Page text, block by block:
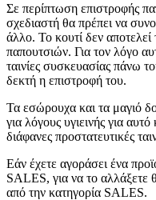
Σε περίπτωση επιστροφής
σχεδιαστή θα πρέπει να
άλλο. Το κουτί δεν
παπουτσιών. Για τον λόγο
ταινίες συσκευασίας πάνω
δεκτή η επιστροφή του.
Τα εσώρουχα και τα μαγιό
για λόγους υγιεινής για
διάφανες προστατευτικές
Εάν έχετε αγοράσει ένα
SALES, για να το αλλάξετε
από την κατηγορία SALES.